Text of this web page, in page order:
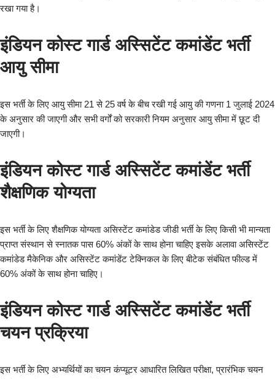
रखा गया है।
इंडियन कोस्ट गार्ड अस्सिटेंट कमांडेंट भर्ती
आयु सीमा
इस भर्ती के लिए आयु सीमा 21 से 25 वर्ष के बीच रखी गई आयु की गणना 1 जुलाई 2024
के अनुसार की जाएगी और सभी वर्गों को सरकारी नियम अनुसार आयु सीमा में छूट दी
जाएगी।
इंडियन कोस्ट गार्ड अस्सिटेंट कमांडेंट भर्ती
शैक्षणिक योग्यता
इस भर्ती के लिए शैक्षणिक योग्यता असिस्टेंट कमांडेड जीडी भर्ती के लिए किसी भी मान्यता
प्राप्त संस्थान से स्नातक पास 60% अंकों के साथ होना चाहिए इसके अलावा असिस्टेंट
कमांडेड मैकेनिक और असिस्टेंट कमांडेंट टेक्निकल के लिए बीटेक संबंधित फील्ड में
60% अंकों के साथ होना चाहिए।
इंडियन कोस्ट गार्ड अस्सिटेंट कमांडेंट भर्ती
चयन प्रक्रिया
इस भर्ती के लिए अभ्यर्थियों का चयन कंप्यूटर आधारित लिखित परीक्षा, प्रारंभिक चयन